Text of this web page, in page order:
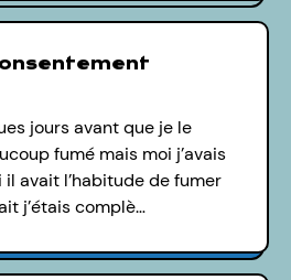
jours avant que je le
fumé mais moi j’avais
il avait l’habitude de fumer
j’étais complè…